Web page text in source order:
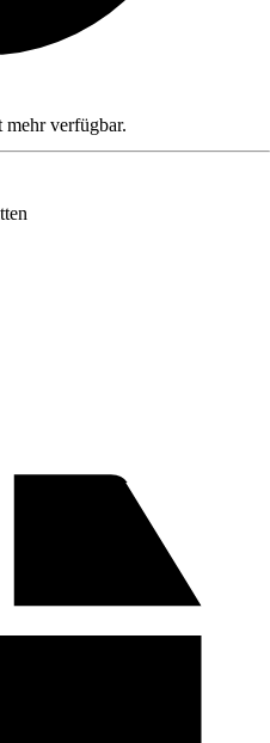
verfügbar.